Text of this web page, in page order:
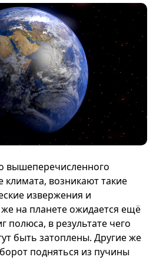
вышеперечисленного
возникают такие
извержения и
на планете ожидается ещё
полюса, в результате чего
быть затоплены. Другие же
подняться из пучины